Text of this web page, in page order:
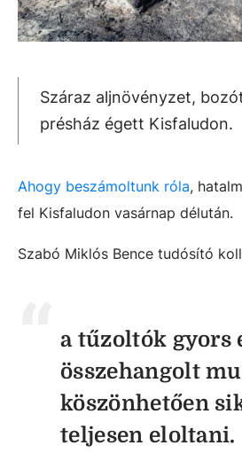
Száraz aljnövényzet,
présház égett Kisfaludon.
Ahogy beszámoltunk róla, h
fel Kisfaludon vasárnap délután.
Szabó Miklós Bence tudósító
a tűzoltók gyors
összehangolt
köszönhetően
teljesen eloltani.